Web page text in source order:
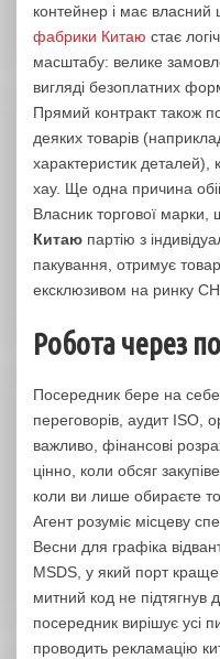
контейнер і має власний
фабрики Китаю стає
масштабу: велике
вигляді безоплатних форм
Прямий контракт також
деяких товарів
характеристик деталей),
хау. Ще одна причина
Власник торгової марки,
Китаю партію з
пакування, отримує
ексклюзивом на ринку
Робота через
Посередник бере на
переговорів, аудит ISO,
важливо, фінансові
цінно, коли обсяг
коли ви лише обираєте
Агент розуміє місцеву
Весни для графіка
MSDS, у який порт
митний код не підтягнув
посередник вирішує усі
проводить рекламацію